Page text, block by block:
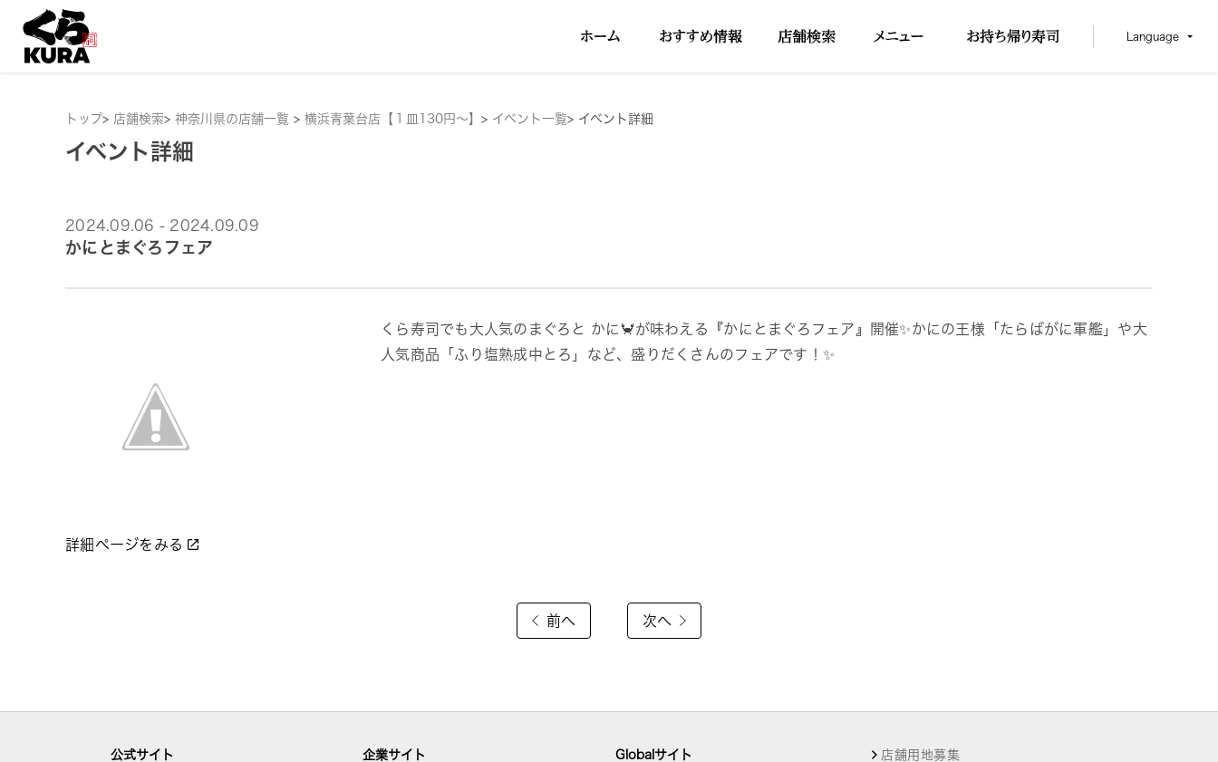
Language
トップ> 店舗検索> 神奈川県の店舗一覧 > 横浜青葉台店【１皿130円～】 > イベント一覧> イベント詳細
イベント詳細
2024.09.06 - 2024.09.09
かにとまぐろフェア
詳細ページをみる
くら寿司でも大人気のまぐろと かに🦀が味わえる『かにとまぐろフェア』開催✨かにの王様「たらばがに軍艦」や大
人気商品「ふり塩熟成中とろ」など、盛りだくさんのフェアです！✨
前へ 次へ
公式サイト 企業サイト Globalサイト 店舗用地募集